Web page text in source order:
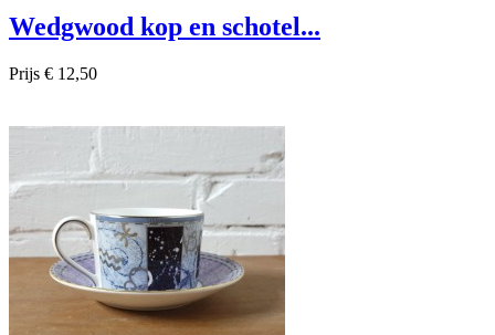
Wedgwood kop en schotel...
Prijs € 12,50
Snel bekijken